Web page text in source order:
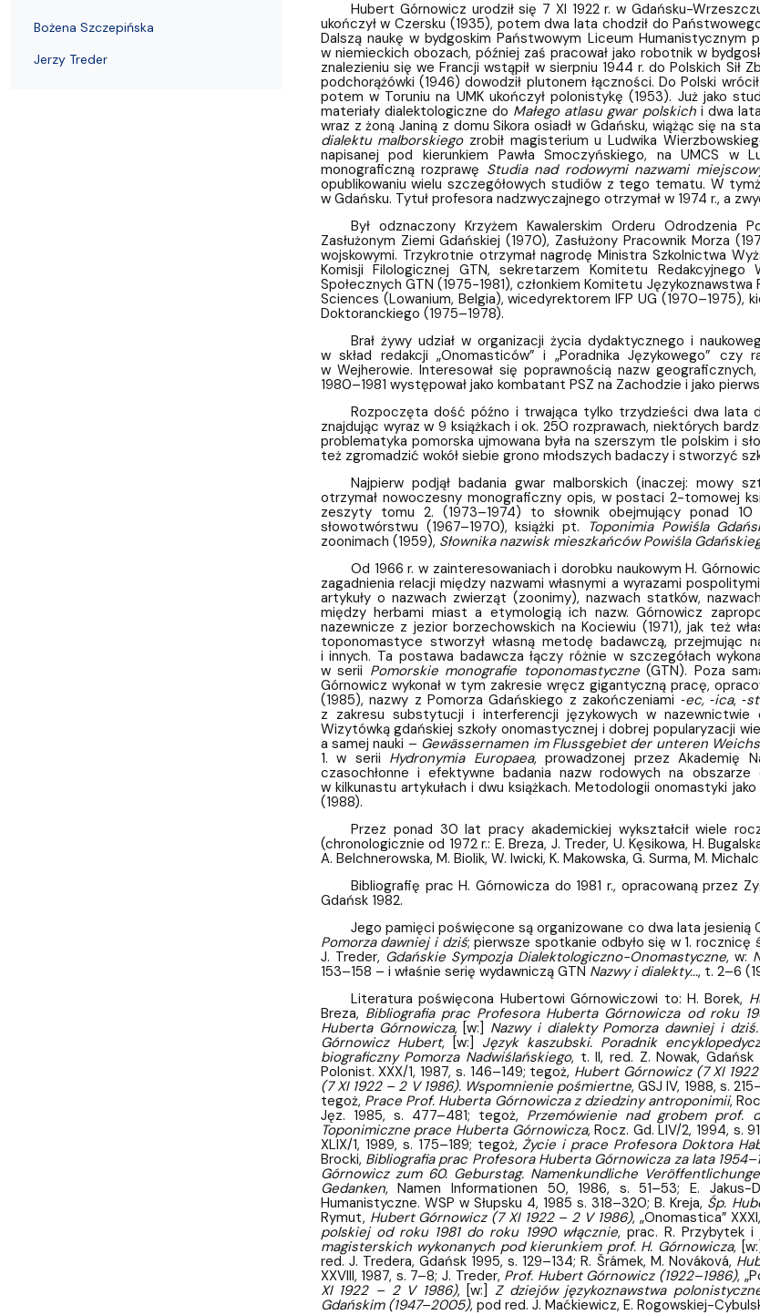
Hubert Górnowicz urodził się 7 XI 1922 r. w Gdańsku-
ukończył w Czersku (1935), potem dwa lata chodził do
Dalszą naukę w bydgoskim Państwowym Liceum
w niemieckich obozach, później zaś pracował jako robotnik w
znalezieniu się we Francji wstąpił w sierpniu 1944 r. do Polskich Sił
podchorążówki (1946) dowodził plutonem łączności. Do Polski
potem w Toruniu na UMK ukończył polonistykę (1953). Już jako
materiały dialektologiczne do Małego atlasu gwar polskichi dwa lata
wraz z żoną Janiną z domu Sikora osiadł w Gdańsku, wiążąc się na
dialektu malborskiegozrobił magisterium u Ludwika
napisanej pod kierunkiem Pawła Smoczyńskiego, na UMCS w
monograficzną rozprawę Studia nad rodowymi nazwami
opublikowaniu wielu szczegółowych studiów z tego tematu. W
w Gdańsku. Tytuł profesora nadzwyczajnego otrzymał w 1974 r., a
Był odznaczony Krzyżem Kawalerskim Orderu Odrodzenia
Zasłużonym Ziemi Gdańskiej (1970), Zasłużony Pracownik Morza
wojskowymi. Trzykrotnie otrzymał nagrodę Ministra Szkolnictwa
Komisji Filologicznej GTN, sekretarzem Komitetu
Społecznych GTN (1975-1981), członkiem Komitetu
Sciences (Lowanium, Belgia), wicedyrektorem IFP UG (1970–1975),
Doktoranckiego (1975–1978).
Brał żywy udział w organizacji życia dydaktycznego i
w skład redakcji „Onomasticów” i „Poradnika Językowego” czy
w Wejherowie. Interesował się poprawnością nazw
1980–1981 występował jako kombatant PSZ na Zachodzie i jako
Rozpoczęta dość późno i trwająca tylko trzydzieści dwa lata
znajdując wyraz w 9 książkach i ok. 250 rozprawach, niektórych
problematyka pomorska ujmowana była na szerszym tle polskim i
też zgromadzić wokół siebie grono młodszych badaczy i stworzyć
Najpierw podjął badania gwar malborskich (inaczej: mowy
otrzymał nowoczesny monograficzny opis, w postaci 2-tomowej
zeszyty tomu 2. (1973–1974) to słownik obejmujący ponad 10
słowotwórstwu (1967–1970), książki pt.
Toponimia Powiśla
zoonimach (1959), Słownika nazwisk mieszkańców Powiśla
Od 1966 r. w zainteresowaniach i dorobku naukowym H.
zagadnienia relacji między nazwami własnymi a wyrazami
artykuły o nazwach zwierząt (zoonimy), nazwach statków,
między herbami miast a etymologią ich nazw. Górnowicz
nazewnicze z jezior borzechowskich na Kociewiu (1971), jak też
toponomastyce stworzył własną metodę badawczą, przejmując
i innych. Ta postawa badawcza łączy różnie w szczegółach
w serii Pomorskie monografie toponomastyczne(GTN). Poza
Górnowicz wykonał w tym zakresie wręcz gigantyczną pracę,
(1985), nazwy z Pomorza Gdańskiego z zakończeniami ‑ec,‑ica, ‑
z zakresu substytucji i interferencji językowych w
Wizytówką gdańskiej szkoły onomastycznej i dobrej popularyzacji
a samej nauki – Gewässernamen im Flussgebiet der unteren
1. w serii Hydronymia Europaea, prowadzonej przez Akademię
czasochłonne i efektywne badania nazw rodowych na
w kilkunastu artykułach i dwu książkach. Metodologii onomastyki
(1988).
Przez ponad 30 lat pracy akademickiej wykształcił wiele
(chronologicznie od 1972 r.: E. Breza, J. Treder, U. Kęsikowa, H.
A. Belchnerowska, M. Biolik, W. Iwicki, K. Makowska, G. Surma, M.
Bibliografię prac H. Górnowicza do 1981 r., opracowaną przez
Gdańsk 1982.
Jego pamięci poświęcone są organizowane co dwa lata
Pomorza dawniej i dziś; pierwsze spotkanie odbyło się w 1.
J. Treder, Gdańskie Sympozja Dialektologiczno-Onomastyczne, w:
153–158 – i właśnie serię wydawniczą GTN Nazwy i dialekty..., t. 2–6
Literatura poświęcona Hubertowi Górnowiczowi to: H. Borek,
Breza, Bibliografia prac Profesora Huberta Górnowicza od roku
Huberta Górnowicza, [w:] Nazwy i dialekty Pomorza dawniej i
Górnowicz Hubert, [w:] Język kaszubski. Poradnik
biograficzny Pomorza Nadwiślańskiego, t. II, red. Z. Nowak,
Polonist. XXX/1, 1987, s. 146–149; tegoż, Hubert Górnowicz (7 XI
(7 XI 1922 – 2 V 1986). Wspomnienie pośmiertne, GSJ IV, 1988, s.
tegoż, Prace Prof. Huberta Górnowicza z dziedziny antroponimii,
Jęz. 1985, s. 477–481; tegoż, Przemówienie nad grobem prof.
Toponimiczne prace Huberta Górnowicza, Rocz. Gd. LIV/2, 1994, s.
XLIX/1, 1989, s. 175–189; tegoż,Życie i prace Profesora Doktora
Brocki, Bibliografia prac Profesora Huberta Górnowicza za lata 1954–
Górnowicz zum 60. Geburstag. Namenkundliche
Gedanken, Namen Informationen 50, 1986, s. 51–53; E. Jakus-
Humanistyczne. WSP w Słupsku 4, 1985 s. 318–320; B. Kreja, Śp.
Rymut, Hubert Górnowicz (7 XI 1922 – 2 V 1986), „Onomastica”
polskiej od roku 1981 do roku 1990 włącznie, prac. R. Przybytek i
magisterskich wykonanych pod kierunkiem prof. H. Górnowicza, [w:]
red. J. Tredera, Gdańsk 1995, s. 129–134; R. Šrámek, M. Nováková,
XXVIII, 1987, s. 7–8; J. Treder, Prof. Hubert Górnowicz (1922–1986),
XI 1922 – 2 V 1986), [w:]Z dziejów językoznawstwa
Gdańskim (1947–2005), pod red. J. Maćkiewicz, E. Rogowskiej-
Bożena Szczepińska
Jerzy Treder